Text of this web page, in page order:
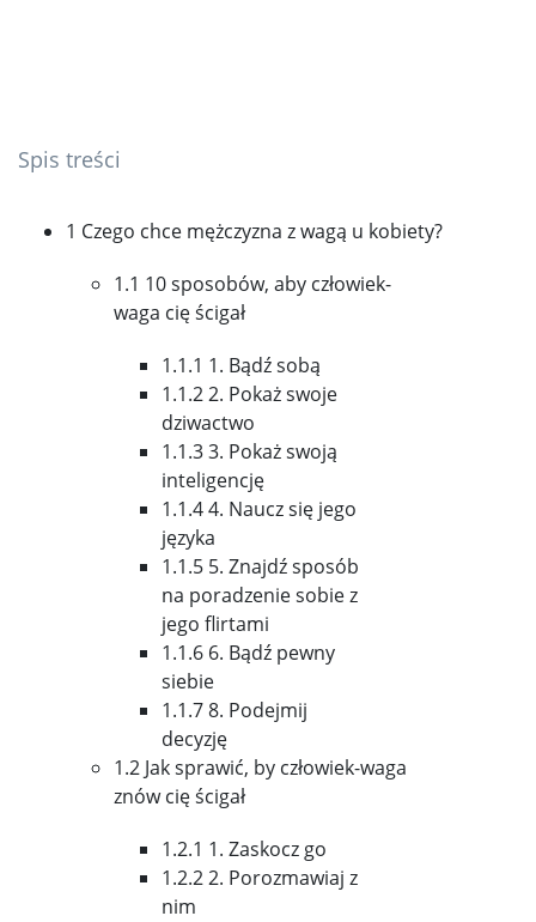
Spis treści
1 Czego chce mężczyzna z wagą u kobiety?
1.1 10 sposobów, aby człowiek-
waga cię ścigał
1.1.1 1. Bądź sobą
1.1.2 2. Pokaż swoje
dziwactwo
1.1.3 3. Pokaż swoją
inteligencję
1.1.4 4. Naucz się jego
języka
1.1.5 5. Znajdź sposób
na poradzenie sobie z
jego flirtami
1.1.6 6. Bądź pewny
siebie
1.1.7 8. Podejmij
decyzję
1.2 Jak sprawić, by człowiek-waga
znów cię ścigał
1.2.1 1. Zaskocz go
1.2.2 2. Porozmawiaj z
nim